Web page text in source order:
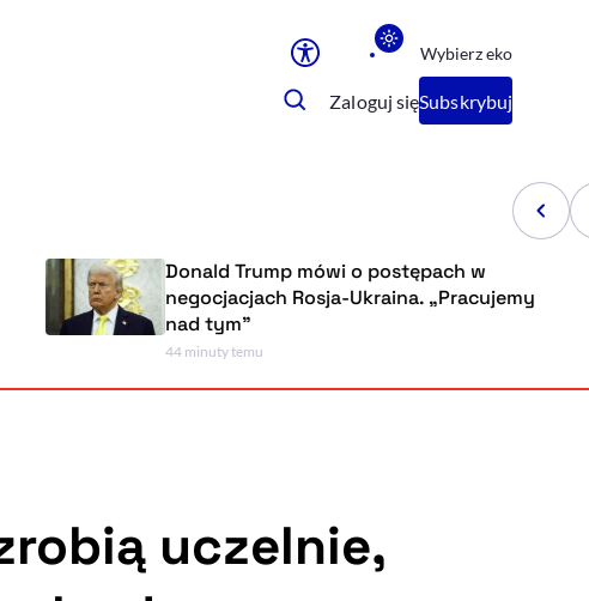
Powiększenie kursora
Wybierz eko
Zaloguj sięSubskrybuj
Donald Trump mówi o postępach w
negocjacjach Rosja-Ukraina. „Pracujemy
nad tym”
44 minuty temu
uczelnie,